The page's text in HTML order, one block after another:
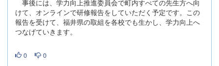
事後には、学力向上推進委員会で町内すべての先生方へ向
けて、オンラインで研修報告をしていただく予定です。この
報告を受けて、福井県の取組を各校でも生かし、学力向上へ
つなげていきます。
0 0